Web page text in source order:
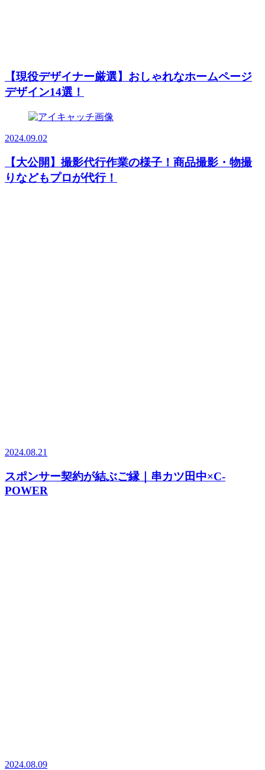
【現役デザイナー厳選】おしゃれなホームページ
デザイン14選！
2024.09.02
【大公開】撮影代行作業の様子！商品撮影・物撮
りなどもプロが代行！
2024.08.21
スポンサー契約が結ぶご縁｜串カツ田中×C-
POWER
2024.08.09